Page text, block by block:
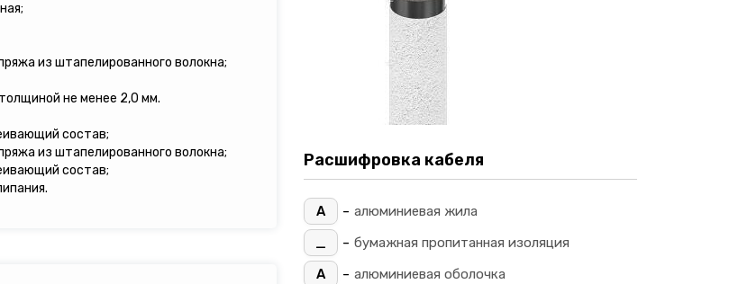
из штапелированного волокна;
не менее 2,0 мм.
состав;
из штапелированного волокна;
состав;
Расшифровка кабеля
А - алюминиевая жила
_
- бумажная пропитанная изоляция
А
- алюминиевая оболочка